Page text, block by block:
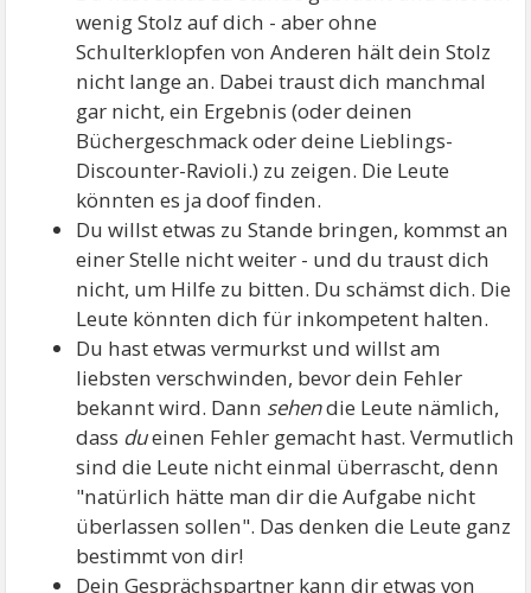
wenig Stolz auf dich - aber ohne
Schulterklopfen von Anderen hält dein Stolz
nicht lange an. Dabei traust dich manchmal
gar nicht, ein Ergebnis (oder deinen
Büchergeschmack oder deine Lieblings-
Discounter-Ravioli.) zu zeigen. Die Leute
könnten es ja doof finden.
Du willst etwas zu Stande bringen, kommst an
einer Stelle nicht weiter - und du traust dich
nicht, um Hilfe zu bitten. Du schämst dich. Die
Leute könnten dich für inkompetent halten.
Du hast etwas vermurkst und willst am
liebsten verschwinden, bevor dein Fehler
bekannt wird. Dann sehendie Leute nämlich,
dass dueinen Fehler gemacht hast. Vermutlich
sind die Leute nicht einmal überrascht, denn
"natürlich hätte man dir die Aufgabe nicht
überlassen sollen". Das denken die Leute ganz
bestimmt von dir!
Dein Gesprächspartner kann dir etwas von